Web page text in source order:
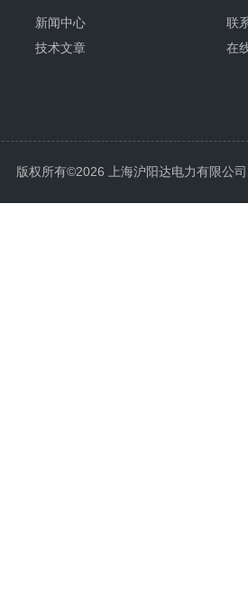
新闻中心
技术文章
联
在
版权所有©2026 上海沪阳达电力有限公